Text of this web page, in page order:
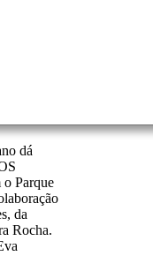
dá
o Parque
da
Rocha.